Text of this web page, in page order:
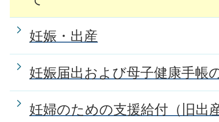
妊娠・出産
妊娠届出および母子健康手帳
妊婦のための支援給付（旧出